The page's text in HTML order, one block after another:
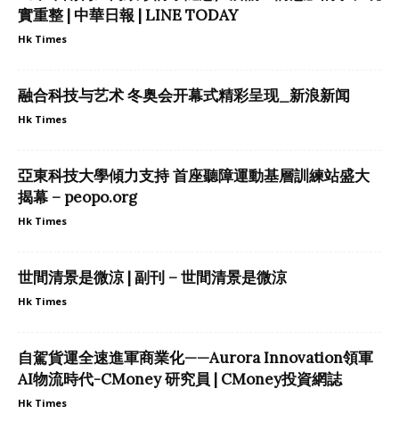
實重整 | 中華日報 | LINE TODAY
Hk Times
融合科技与艺术 冬奥会开幕式精彩呈现_新浪新闻
Hk Times
亞東科技大學傾力支持 首座聽障運動基層訓練站盛大
揭幕 – peopo.org
Hk Times
世間清景是微涼 | 副刊 – 世間清景是微涼
Hk Times
自駕貨運全速進軍商業化——Aurora Innovation領軍
AI物流時代-CMoney 研究員 | CMoney投資網誌
Hk Times